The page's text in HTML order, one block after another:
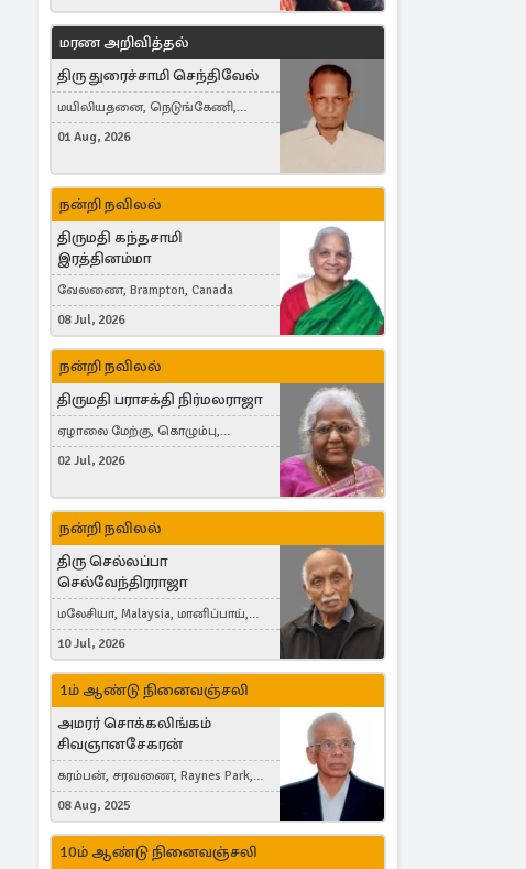
மரண அறிவித்தல்
திரு துரைச்சாமி செந்திவேல்
மயிலியதனை, நெடுங்கேணி,
கம்பர்மலை
01 Aug, 2026
நன்றி நவிலல்
திருமதி கந்தசாமி
இரத்தினம்மா
வேலணை, Brampton, Canada
08 Jul, 2026
நன்றி நவிலல்
திருமதி பராசக்தி நிர்மலராஜா
ஏழாலை மேற்கு, கொழும்பு,
தங்காலை, London, United Kingdom
02 Jul, 2026
நன்றி நவிலல்
திரு செல்லப்பா
செல்வேந்திரராஜா
மலேசியா, Malaysia, மானிப்பாய்,
Duisburg, Germany, London, United
Kingdom
10 Jul, 2026
1ம் ஆண்டு நினைவஞ்சலி
அமரர் சொக்கலிங்கம்
சிவஞானசேகரன்
கரம்பன், சரவணை, Raynes Park,
London, United Kingdom
08 Aug, 2025
10ம் ஆண்டு நினைவஞ்சலி